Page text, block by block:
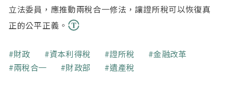
立法委員，應推動兩稅合一修法，讓證所稅可以恢復真
正的公平正義。
關鍵字
財政 資本利得稅 證所稅
金融改革
兩稅合一
財政部 遺產稅